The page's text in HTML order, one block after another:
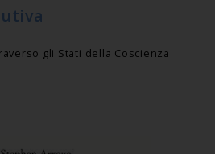
gli Stati della Coscienza